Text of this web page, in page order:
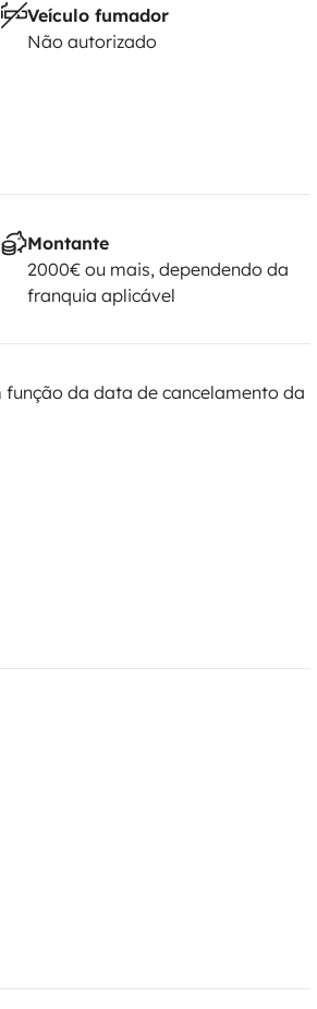
Veículo fumador
Não autorizado
Montante
2000€ ou mais, dependendo da
franquia aplicável
da data de cancelamento da